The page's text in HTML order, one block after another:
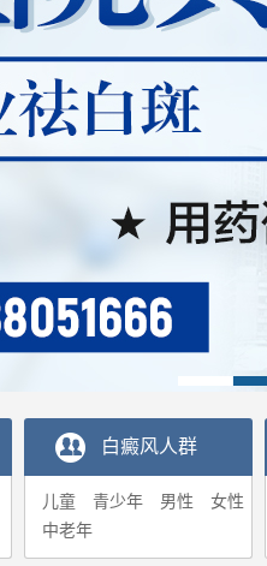
白癜风人群
儿童 青少年 男性
女性
中老年